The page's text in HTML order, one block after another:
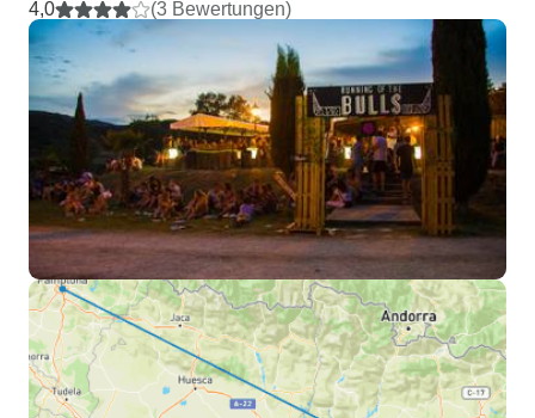
4,0 (3 Bewertungen)